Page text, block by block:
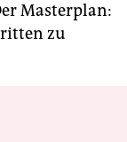
Masterplan:
zu